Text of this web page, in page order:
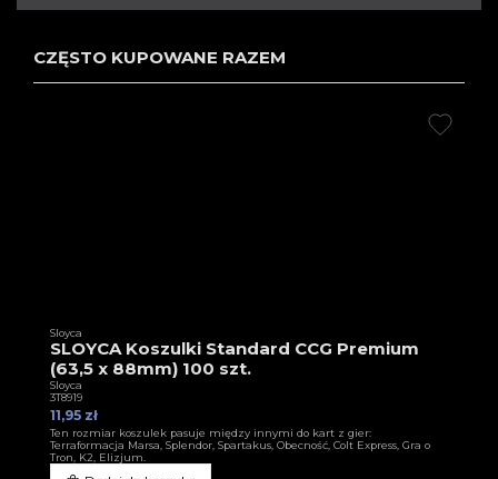
CZĘSTO KUPOWANE RAZEM
Sloyca
SLOYCA Koszulki Standard CCG Premium
(63,5 x 88mm) 100 szt.
Sloyca
3T8919
11,95 zł
Ten rozmiar koszulek pasuje między innymi do kart z gier:
Terraformacja Marsa, Splendor, Spartakus, Obecność, Colt Express, Gra o
Tron, K2, Elizjum.